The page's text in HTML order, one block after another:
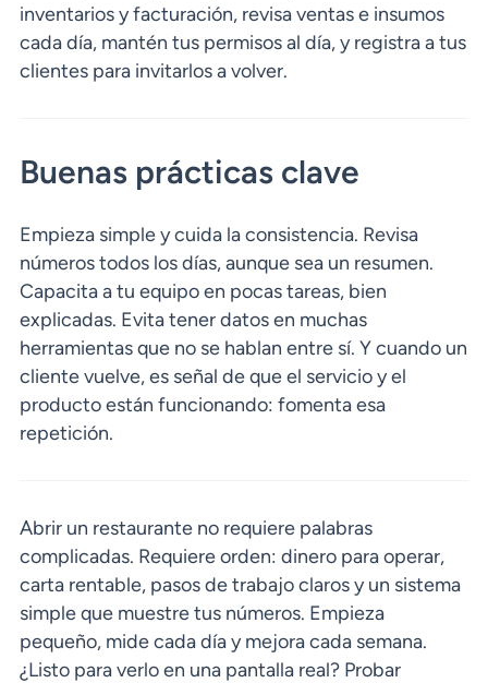
inventarios y facturación, revisa ventas e insumos
cada día, mantén tus permisos al día, y registra a tus
clientes para invitarlos a volver.
Buenas prácticas clave
Empieza simple y cuida la consistencia. Revisa
números todos los días, aunque sea un resumen.
Capacita a tu equipo en pocas tareas, bien
explicadas. Evita tener datos en muchas
herramientas que no se hablan entre sí. Y cuando un
cliente vuelve, es señal de que el servicio y el
producto están funcionando: fomenta esa
repetición.
Abrir un restaurante no requiere palabras
complicadas. Requiere orden: dinero para operar,
carta rentable, pasos de trabajo claros y un sistema
simple que muestre tus números. Empieza
pequeño, mide cada día y mejora cada semana.
¿Listo para verlo en una pantalla real? Probar